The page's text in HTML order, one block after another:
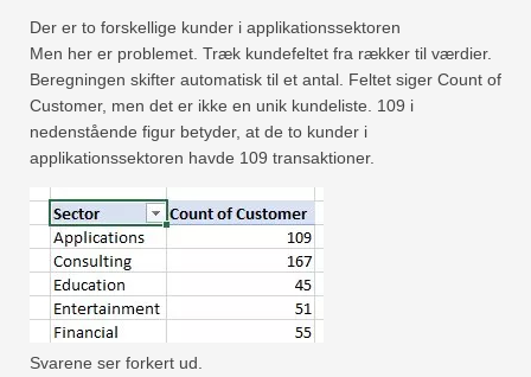
Der er to forskellige kunder i applikationssektoren
Men her er problemet. Træk kundefeltet fra rækker til værdier.
Beregningen skifter automatisk til et antal. Feltet siger Count of
Customer, men det er ikke en unik kundeliste. 109 i
nedenstående figur betyder, at de to kunder i
applikationssektoren havde 109 transaktioner.
Svarene ser forkert ud.